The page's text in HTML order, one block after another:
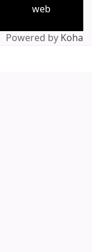
web
Powered by Koha